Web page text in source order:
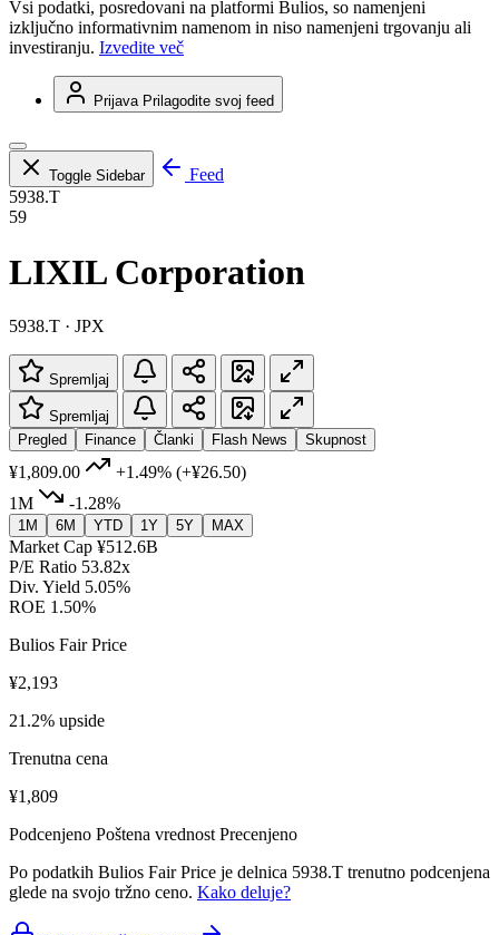
Vsi podatki, posredovani na platformi Bulios, so namenjeni
izključno informativnim namenom in niso namenjeni trgovanju ali
investiranju. Izvedite več
Prijava Prilagodite svoj feed
Toggle Sidebar
Feed
5938.T
59
LIXIL Corporation
5938.T · JPX
Spremljaj
Spremljaj
Pregled
Finance Članki Flash News Skupnost
¥1,809.00 +1.49% (+¥26.50)
1M
-1.28%
1M 6M YTD 1Y 5Y MAX
Market Cap ¥512.6B
P/E Ratio 53.82x
Div. Yield 5.05%
ROE 1.50%
Bulios Fair Price
¥2,193
21.2% upside
Trenutna cena
¥1,809
Podcenjeno Poštena vrednost Precenjeno
Po podatkih Bulios Fair Price je delnica 5938.T trenutno podcenjena
glede na svojo tržno ceno. Kako deluje?